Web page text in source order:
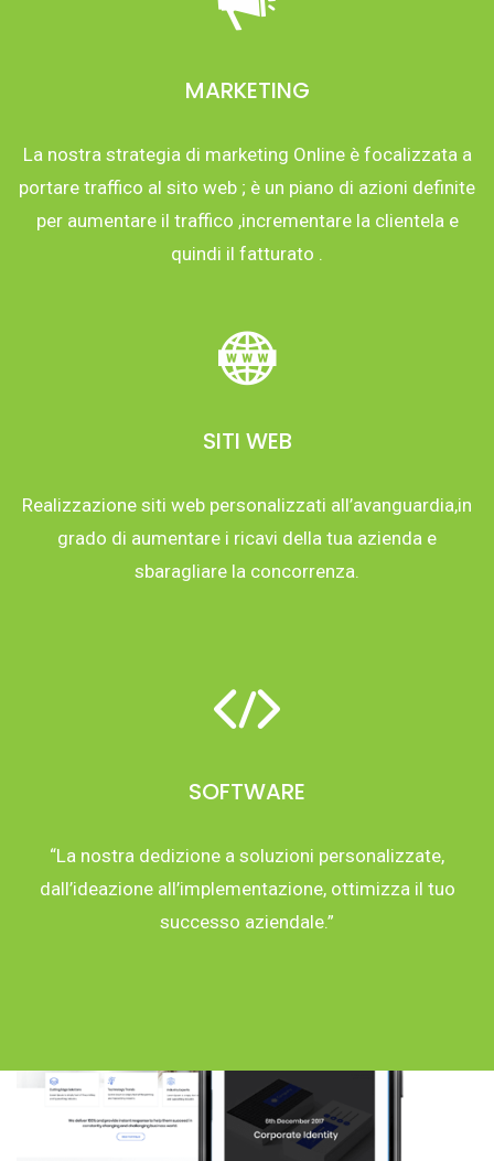
MARKETING
La nostra strategia di marketing Online è focalizzata a
portare traffico al sito web ; è un piano di azioni definite
per aumentare il traffico ,incrementare la clientela e
quindi il fatturato .
SITI WEB
Realizzazione siti web personalizzati all’avanguardia,in
grado di aumentare i ricavi della tua azienda e
sbaragliare la concorrenza.
SOFTWARE
“La nostra dedizione a soluzioni personalizzate,
dall’ideazione all’implementazione, ottimizza il tuo
successo aziendale.”